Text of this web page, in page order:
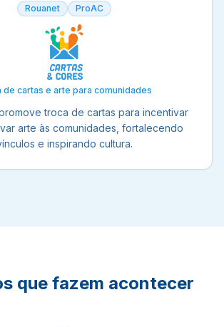
Rouanet ProAC
de cartas e arte para comunidades
troca de cartas para incentivar
arte às comunidades, fortalecendo
e inspirando cultura.
que fazem acontecer